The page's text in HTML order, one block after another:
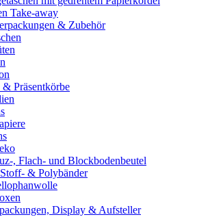
Take-away
& Zubehör
Präsentkörbe
, Flach- und Blockbodenbeutel
& Polybänder
Display & Aufsteller